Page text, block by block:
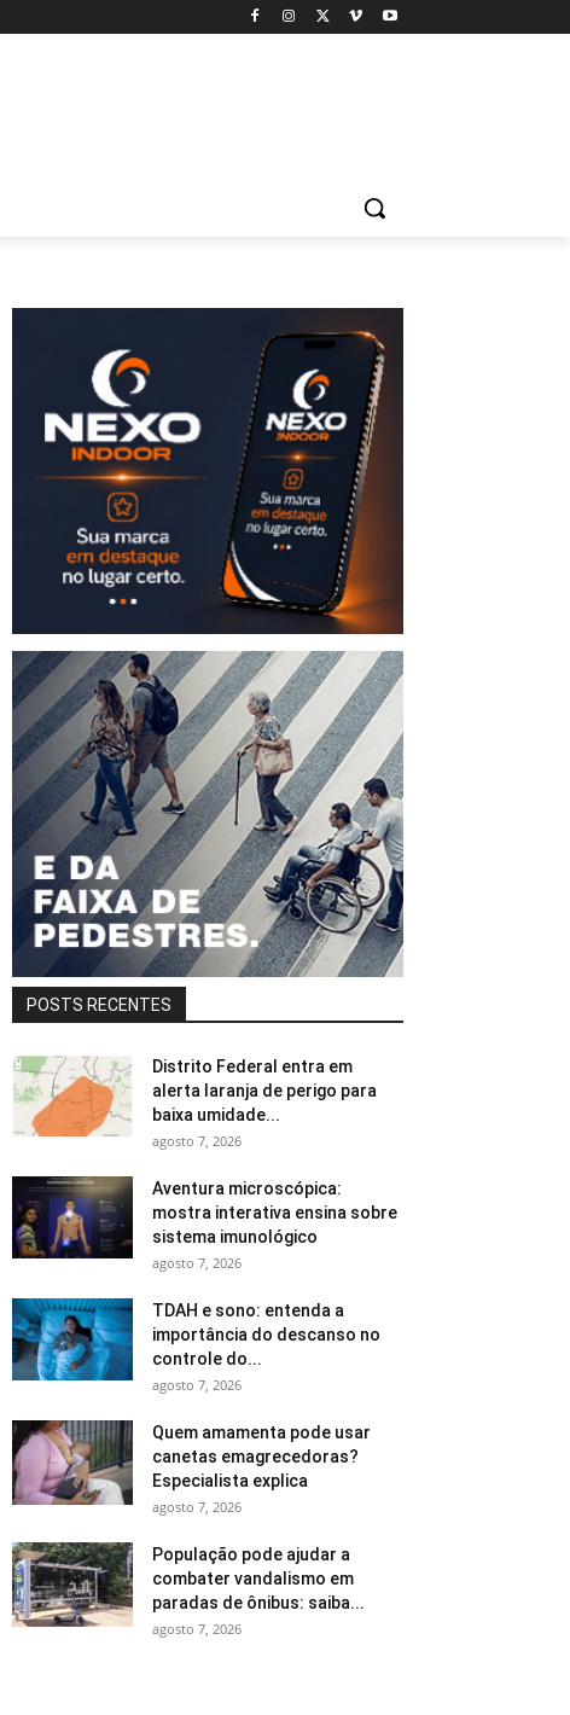
POSTS RECENTES
Distrito Federal entra em
alerta laranja de perigo para
baixa umidade...
agosto 7, 2026
Aventura microscópica:
mostra interativa ensina sobre
sistema imunológico
agosto 7, 2026
TDAH e sono: entenda a
importância do descanso no
controle do...
agosto 7, 2026
Quem amamenta pode usar
canetas emagrecedoras?
Especialista explica
agosto 7, 2026
População pode ajudar a
combater vandalismo em
paradas de ônibus: saiba...
agosto 7, 2026